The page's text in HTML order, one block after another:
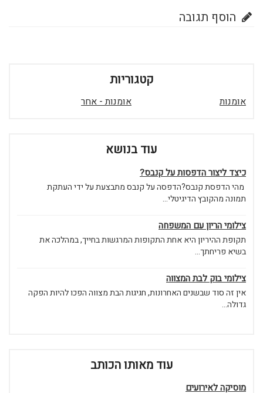
הוסף תגובה
קטגוריות
אומנות אומנות - אחר
עוד בנושא
כיצד ליצור הדפסות על קנבס?
מהי הדפסת קנבס?הדפסה על קנבס מתבצעת על ידי העתקת
תמונה מהקובץ הדיגיטלי...
צילומי הריון עם המשפחה
תקופת ההיריון היא אחת התקופות המרגשות בחייך, במהלכה את
בשיא פריחתך...
צילומי בוק לבת המצווה
אין זה סוד שבשנים האחרונות, חגיגות הבת מצווה הפכו להיות הפקה
גדולה...
עוד מאותו הכותב
מוסיקה לאירועים